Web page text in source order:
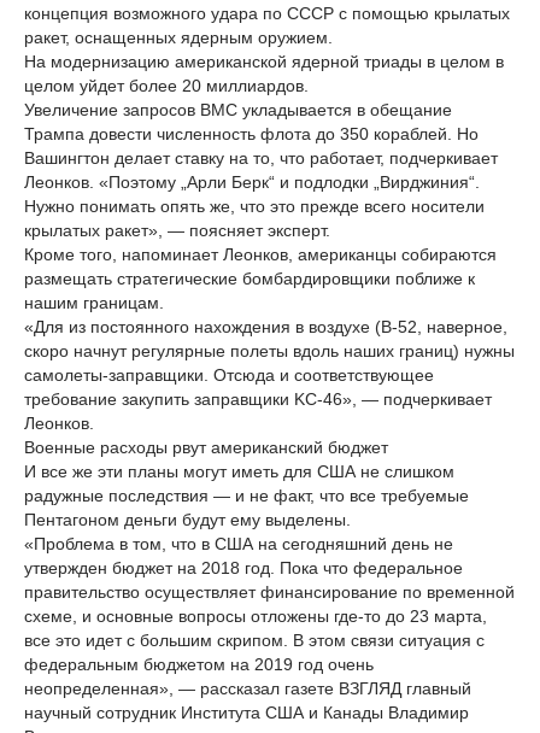
концепция возможного удара по СССР с помощью крылатых
ракет, оснащенных ядерным оружием.
На модернизацию американской ядерной триады в целом в
целом уйдет более 20 миллиардов.
Увеличение запросов ВМС укладывается в обещание
Трампа довести численность флота до 350 кораблей. Но
Вашингтон делает ставку на то, что работает, подчеркивает
Леонков. «Поэтому „Арли Берк“ и подлодки „Вирджиния“.
Нужно понимать опять же, что это прежде всего носители
крылатых ракет», — поясняет эксперт.
Кроме того, напоминает Леонков, американцы собираются
размещать стратегические бомбардировщики поближе к
нашим границам.
«Для из постоянного нахождения в воздухе (B-52, наверное,
скоро начнут регулярные полеты вдоль наших границ) нужны
самолеты-заправщики. Отсюда и соответствующее
требование закупить заправщики KC-46», — подчеркивает
Леонков.
Военные расходы рвут американский бюджет
И все же эти планы могут иметь для США не слишком
радужные последствия — и не факт, что все требуемые
Пентагоном деньги будут ему выделены.
«Проблема в том, что в США на сегодняшний день не
утвержден бюджет на 2018 год. Пока что федеральное
правительство осуществляет финансирование по временной
схеме, и основные вопросы отложены где-то до 23 марта,
все это идет с большим скрипом. В этом связи ситуация с
федеральным бюджетом на 2019 год очень
неопределенная», — рассказал газете ВЗГЛЯД главный
научный сотрудник Института США и Канады Владимир